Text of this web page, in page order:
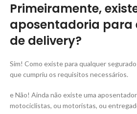
Primeiramente,
aposentadoria para
de delivery?
Sim! Como existe para qualquer
que cumpriu os requisitos necessários.
e Não! Ainda não existe uma
motociclistas, ou motoristas, ou